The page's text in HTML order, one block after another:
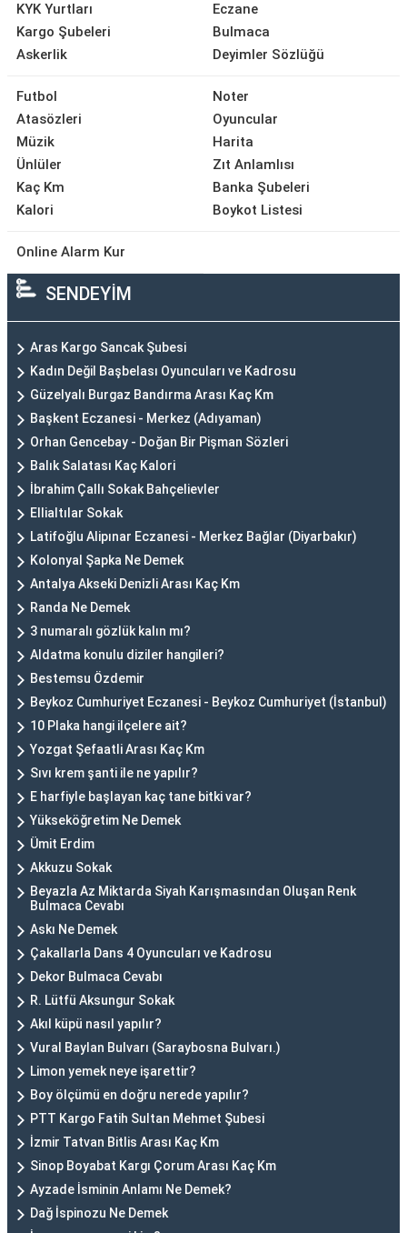
KYK Yurtları
Kargo Şubeleri
Askerlik
Eczane
Bulmaca
Deyimler Sözlüğü
Futbol
Atasözleri
Müzik
Ünlüler
Kaç Km
Kalori
Noter
Oyuncular
Harita
Zıt Anlamlısı
Banka Şubeleri
Boykot Listesi
Online Alarm Kur
SENDEYİM
Aras Kargo Sancak Şubesi
Kadın Değil Başbelası Oyuncuları ve Kadrosu
Güzelyalı Burgaz Bandırma Arası Kaç Km
Başkent Eczanesi - Merkez (Adıyaman)
Orhan Gencebay - Doğan Bir Pişman Sözleri
Balık Salatası Kaç Kalori
İbrahim Çallı Sokak Bahçelievler
Ellialtılar Sokak
Latifoğlu Alipınar Eczanesi - Merkez Bağlar (Diyarbakır)
Kolonyal Şapka Ne Demek
Antalya Akseki Denizli Arası Kaç Km
Randa Ne Demek
3 numaralı gözlük kalın mı?
Aldatma konulu diziler hangileri?
Bestemsu Özdemir
Beykoz Cumhuriyet Eczanesi - Beykoz Cumhuriyet (İstanbul)
10 Plaka hangi ilçelere ait?
Yozgat Şefaatli Arası Kaç Km
Sıvı krem şanti ile ne yapılır?
E harfiyle başlayan kaç tane bitki var?
Yükseköğretim Ne Demek
Ümit Erdim
Akkuzu Sokak
Beyazla Az Miktarda Siyah Karışmasından Oluşan Renk
Bulmaca Cevabı
Askı Ne Demek
Çakallarla Dans 4 Oyuncuları ve Kadrosu
Dekor Bulmaca Cevabı
R. Lütfü Aksungur Sokak
Akıl küpü nasıl yapılır?
Vural Baylan Bulvarı (Saraybosna Bulvarı.)
Limon yemek neye işarettir?
Boy ölçümü en doğru nerede yapılır?
PTT Kargo Fatih Sultan Mehmet Şubesi
İzmir Tatvan Bitlis Arası Kaç Km
Sinop Boyabat Kargı Çorum Arası Kaç Km
Ayzade İsminin Anlamı Ne Demek?
Dağ İspinozu Ne Demek